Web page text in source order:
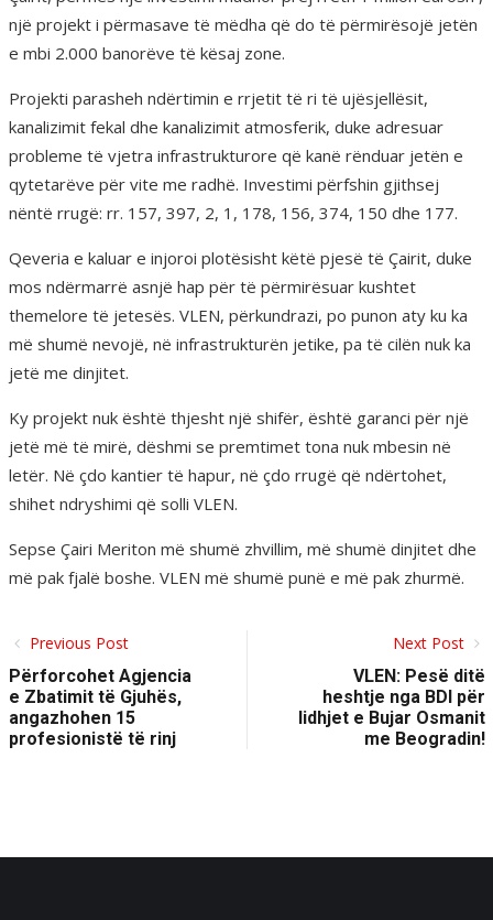
një projekt i përmasave të mëdha që do të përmirësojë jetën
e mbi 2.000 banorëve të kësaj zone.
Projekti parasheh ndërtimin e rrjetit të ri të ujësjellësit,
kanalizimit fekal dhe kanalizimit atmosferik, duke adresuar
probleme të vjetra infrastrukturore që kanë rënduar jetën e
qytetarëve për vite me radhë. Investimi përfshin gjithsej
nëntë rrugë: rr. 157, 397, 2, 1, 178, 156, 374, 150 dhe 177.
Qeveria e kaluar e injoroi plotësisht këtë pjesë të Çairit, duke
mos ndërmarrë asnjë hap për të përmirësuar kushtet
themelore të jetesës. VLEN, përkundrazi, po punon aty ku ka
më shumë nevojë, në infrastrukturën jetike, pa të cilën nuk ka
jetë me dinjitet.
Ky projekt nuk është thjesht një shifër, është garanci për një
jetë më të mirë, dëshmi se premtimet tona nuk mbesin në
letër. Në çdo kantier të hapur, në çdo rrugë që ndërtohet,
shihet ndryshimi që solli VLEN.
Sepse Çairi Meriton më shumë zhvillim, më shumë dinjitet dhe
më pak fjalë boshe. VLEN më shumë punë e më pak zhurmë.
Previous Post
Përforcohet Agjencia
e Zbatimit të Gjuhës,
angazhohen 15
profesionistë të rinj
Next Post
VLEN: Pesë ditë
heshtje nga BDI për
lidhjet e Bujar Osmanit
me Beogradin!